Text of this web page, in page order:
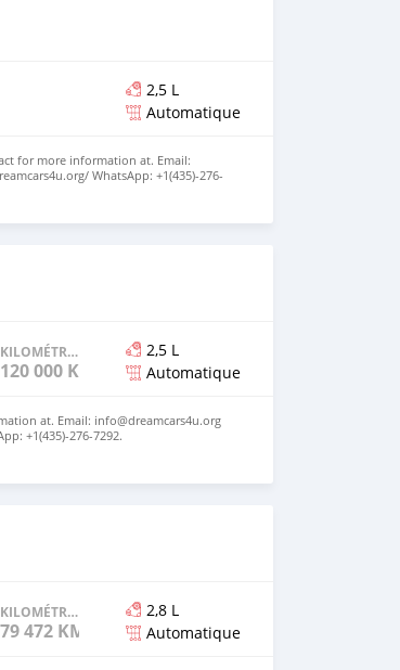
2,5 L
Automatique
for more information at. Email:
WhatsApp: +1(435)-276-
KILOMÉTRAGE
120 000 KM
2,5 L
Automatique
at. Email: info@dreamcars4u.org
+1(435)-276-7292.
KILOMÉTRAGE
79 472 KM
2,8 L
Automatique